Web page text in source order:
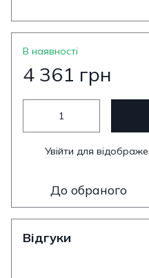
В наявності
4 361 грн
Увійти для
До обраного
Відгуки